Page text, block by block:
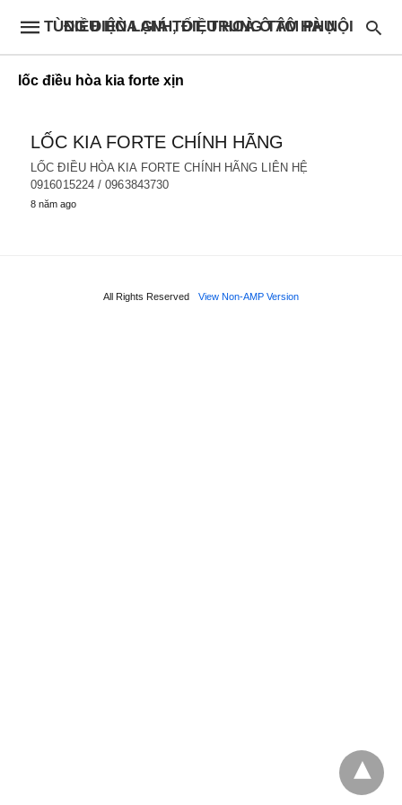
ĐIỀU HÒA GIÁ TỐT, TRUNG TÂM PHỤ TÙNG ĐIỆN LẠNH, ĐIỀU HOÀ Ô TÔ HÀ NỘI
lốc điều hòa kia forte xịn
LỐC KIA FORTE CHÍNH HÃNG
LỐC ĐIỀU HÒA KIA FORTE CHÍNH HÃNG LIÊN HỆ
0916015224 / 0963843730
8 năm ago
All Rights Reserved View Non-AMP Version